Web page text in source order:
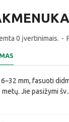
0 įvertinimais. -
mm, fasuoti
Jie pasižymi šv..